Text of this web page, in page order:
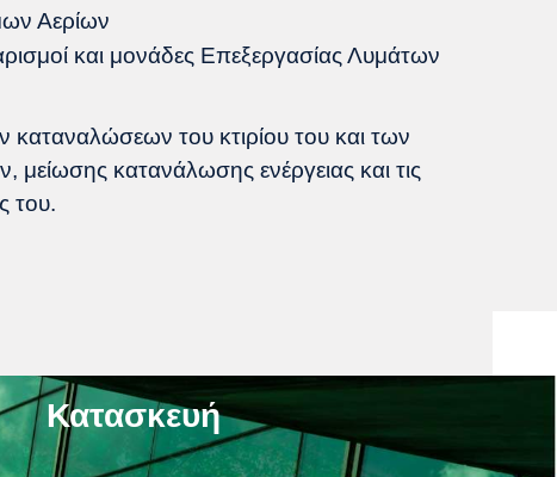
Αερίων
και μονάδες Επεξεργασίας Λυμάτων
καταναλώσεων του κτιρίου του και των
κατανάλωσης ενέργειας και τις
του.
Κατασκευή